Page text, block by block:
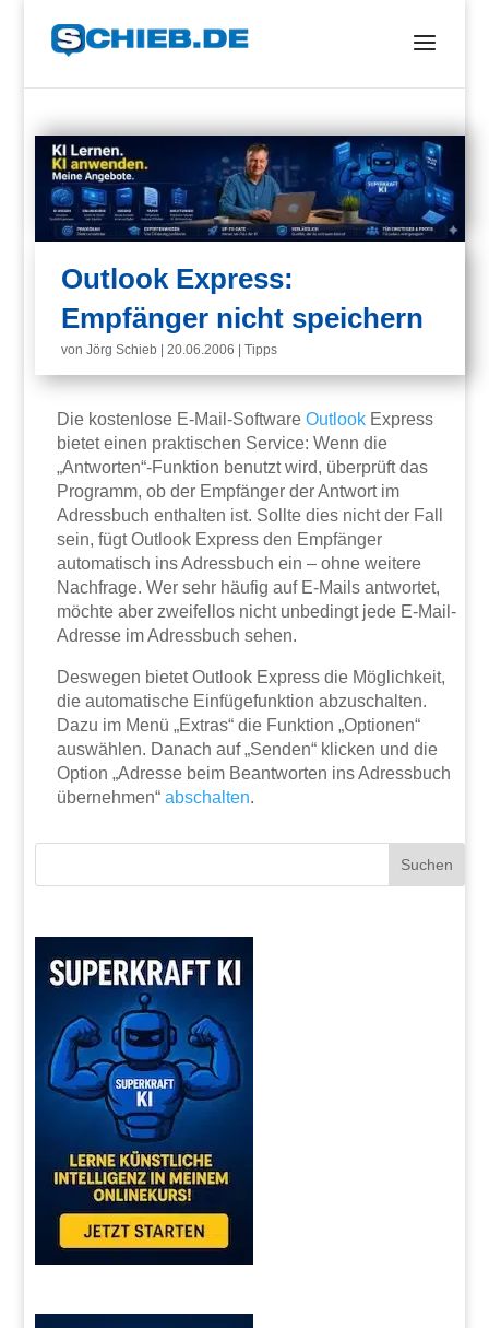
Outlook Express:
Empfänger nicht speichern
vonJörg Schieb |20.06.2006 |Tipps
Die kostenlose E-Mail-SoftwareOutlook Express
bietet einen praktischen Service: Wenn die
„Antworten“-Funktion benutzt wird, überprüft das
Programm, ob der Empfänger der Antwort im
Adressbuch enthalten ist. Sollte dies nicht der Fall
sein, fügt Outlook Express den Empfänger
automatisch ins Adressbuch ein – ohne weitere
Nachfrage. Wer sehr häufig auf E-Mails antwortet,
möchte aber zweifellos nicht unbedingt jede E-Mail-
Adresse im Adressbuch sehen.
Deswegen bietet Outlook Express die Möglichkeit,
die automatische Einfügefunktion abzuschalten.
Dazu im Menü „Extras“ die Funktion „Optionen“
auswählen. Danach auf „Senden“ klicken und die
Option „Adresse beim Beantworten ins Adressbuch
übernehmen“abschalten.